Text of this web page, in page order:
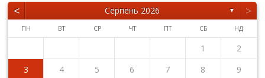
< Серпень 2026 ▼ >
ПН ВТ СР ЧТ ПТ СБ НД
1
2
3
4 5 6 7 8
9